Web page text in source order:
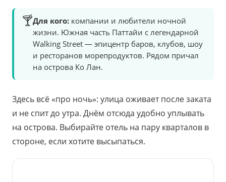
🍸Для кого: компании и любители ночной
жизни. Южная часть Паттайи с легендарной
Walking Street — эпицентр баров, клубов, шоу
и ресторанов морепродуктов. Рядом причал
на острова Ко Лан.
Здесь всё «про ночь»: улица оживает после заката
и не спит до утра. Днём отсюда удобно уплывать
на острова. Выбирайте отель на пару кварталов в
стороне, если хотите высыпаться.